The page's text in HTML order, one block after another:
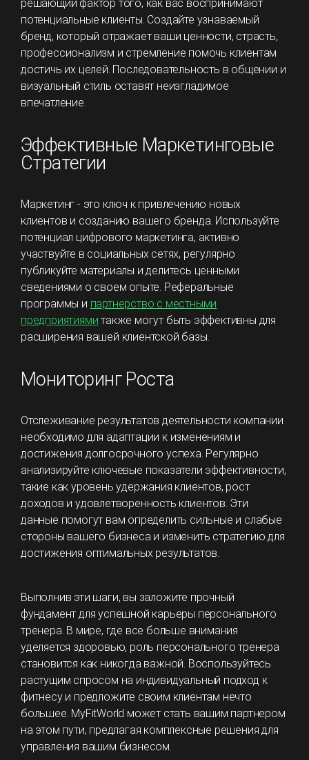
решающий фактор того, как вас воспринимают
потенциальные клиенты. Создайте узнаваемый
бренд, который отражает ваши ценности, страсть,
профессионализм и стремление помочь клиентам
достичь их целей. Последовательность в общении и
визуальный стиль оставят неизгладимое
впечатление.
Эффективные Маркетинговые
Стратегии
Маркетинг - это ключ к привлечению новых
клиентов и созданию вашего бренда. Используйте
потенциал цифрового маркетинга, активно
участвуйте в социальных сетях, регулярно
публикуйте материалы и делитесь ценными
сведениями о своем опыте. Реферальные
программы и партнерство с местными
предприятиями также могут быть эффективны для
расширения вашей клиентской базы.
Мониторинг Роста
Отслеживание результатов деятельности компании
необходимо для адаптации к изменениям и
достижения долгосрочного успеха. Регулярно
анализируйте ключевые показатели эффективности,
такие как уровень удержания клиентов, рост
доходов и удовлетворенность клиентов. Эти
данные помогут вам определить сильные и слабые
стороны вашего бизнеса и изменить стратегию для
достижения оптимальных результатов.
Выполнив эти шаги, вы заложите прочный
фундамент для успешной карьеры персонального
тренера. В мире, где все больше внимания
уделяется здоровью, роль персонального тренера
становится как никогда важной. Воспользуйтесь
растущим спросом на индивидуальный подход к
фитнесу и предложите своим клиентам нечто
большее. MyFitWorld может стать вашим партнером
на этом пути, предлагая комплексные решения для
управления вашим бизнесом.